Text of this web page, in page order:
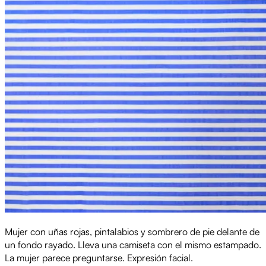
Mujer con uñas rojas, pintalabios y sombrero de pie delante de
un fondo rayado. Lleva una camiseta con el mismo estampado.
La mujer parece preguntarse. Expresión facial.